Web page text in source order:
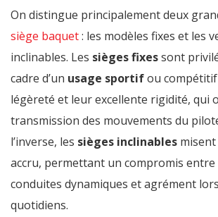
On distingue principalement deux
siège baquet: les modèles fixes et les
inclinables. Les sièges fixessont
cadre d’un usage sportifou
légèreté et leur excellente rigidité, qui
transmission des mouvements du
l’inverse, les sièges inclinables
accru, permettant un compromis
conduites dynamiques et agrément
quotidiens.